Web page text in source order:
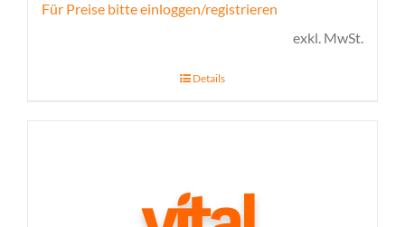
Für Preise bitte einloggen/registrieren
exkl. MwSt.
Details